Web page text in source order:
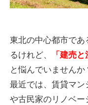
東北の中心都市で
るけれど、
「建売
と悩んでいませんか
最近では、賃貸マ
や古民家のリノベー